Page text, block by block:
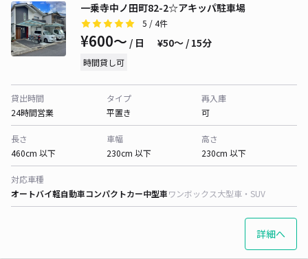
一乗寺中ノ田町82-2☆アキッパ駐車場
5 / 4件
¥600〜 / 日 ¥50〜 / 15分
時間貸し可
貸出時間
24時間営業
タイプ
平置き
再入庫
可
長さ
460cm 以下
車幅
230cm 以下
高さ
230cm 以下
対応車種
オートバイ軽自動車コンパクトカー中型車ワンボックス大型車・SUV
詳細へ